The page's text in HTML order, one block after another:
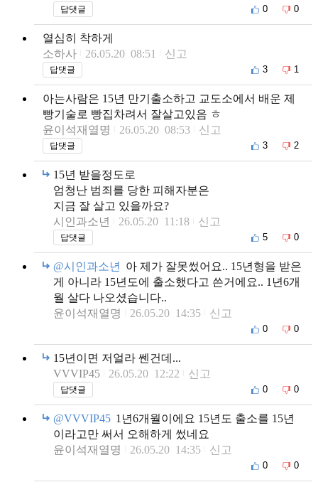
답댓글 0 0
열심히 착하게
소하사
26.05.20 08:51 신고
답댓글 3 1
아는사람은 15년 만기출소하고 교도소에서 배운 제
빵기술로 빵집차려서 잘살고있음 ㅎ
윤이석재열명
26.05.20 08:53 신고
답댓글 3 2
15년 받을정도로
엄청난 범죄를 당한 피해자분은
지금 잘 살고 있을까요?
시인과소년
26.05.20 11:18 신고
답댓글 5 0
@시인과소년
아 제가 잘못썼어요.. 15년형을 받은
게 아니라 15년도에 출소했다고 쓴거에요.. 1년6개
월 살다 나오셨습니다..
윤이석재열명
26.05.20 14:35 신고
0 0
15년이면 저얼라 쎈건데...
VVVIP45
26.05.20 12:22 신고
답댓글 0 0
@VVVIP45 1년6개월이에요 15년도 출소를 15년
이라고만 써서 오해하게 썼네요
윤이석재열명
26.05.20 14:35 신고
0 0